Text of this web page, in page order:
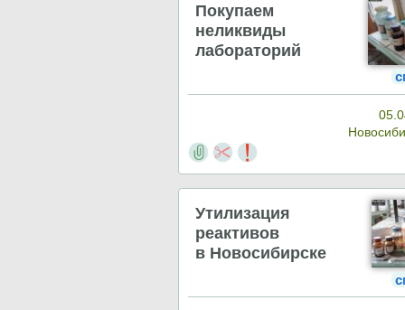
Покупаем
неликвиды
лабораторий
Утилизация
реактивов
в Новосибирске